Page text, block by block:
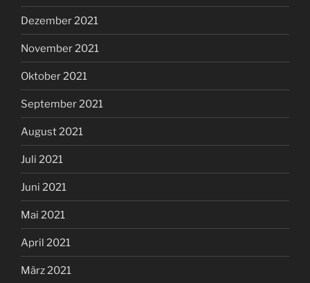
Dezember 2021
November 2021
Oktober 2021
September 2021
August 2021
Juli 2021
Juni 2021
Mai 2021
April 2021
März 2021